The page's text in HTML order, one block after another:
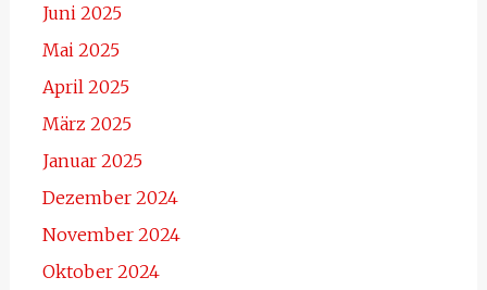
Juni 2025
Mai 2025
April 2025
März 2025
Januar 2025
Dezember 2024
November 2024
Oktober 2024